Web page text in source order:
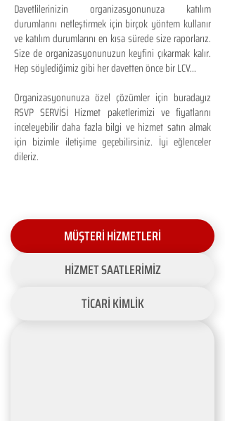
Davetlilerinizin organizasyonunuza katılım
durumlarını netleştirmek için birçok yöntem kullanır
ve katılım durumlarını en kısa sürede size raporlarız.
Size de organizasyonunuzun keyfini çıkarmak kalır.
Hep söylediğimiz gibi her davetten önce bir LCV...
Organizasyonunuza özel çözümler için buradayız
RSVP SERVİSİ Hizmet paketlerimizi ve fiyatlarını
inceleyebilir daha fazla bilgi ve hizmet satın almak
için bizimle iletişime geçebilirsiniz. İyi eğlenceler
dileriz.
MÜŞTERİ HİZMETLERİ
HİZMET SAATLERİMİZ
TİCARİ KİMLİK